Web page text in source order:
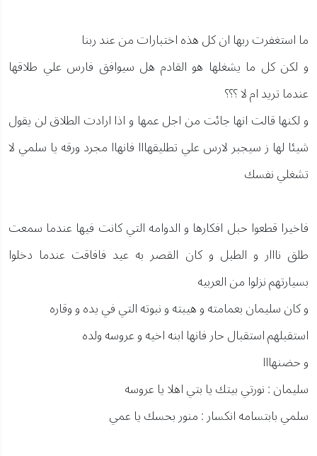
ما استغفرت ربها ان كل هذه اختبارات من عند ربنا
و لكن كل ما يشغلها هو القادم هل سيوافق فارس علي طلاقها
عندما تريد ام لا ؟؟؟
و لكنها قالت انها جائت من اجل عمها و اذا ارادت الطلاق لن يقول
شيئا لها ز سيجبر لارس علي تطليقهااا فانهاا مجرد ورقه يا سلمي لا
تشغلي نفسك
فاخيرا قطعوا حبل افكارها و الدوامه التي كانت فيها عندما سمعت
طلق نااار و الطبل و كان القصر به عيد فافاقت عندما دخلوا
بسيارتهم نزلوا من العربيه
و كان سليمان بعمامته و هيبته و نبوته التي في يده و وقاره
استقبلهم استقبال حار فانها ابنه اخيه و عروسه ولده
و حضنهااا
سليمان : نورتي بيتك يا بتي اهلا يا عروسه
سلمي بابتسامه انكسار : منور بحسك يا عمي